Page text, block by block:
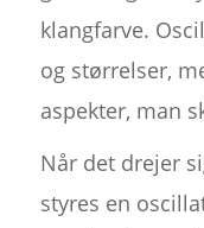
klangfarve.
og størrelser,
aspekter, man
Når det drejer
styres en